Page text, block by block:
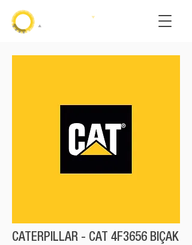
CATERPILLAR - CAT 4F3656 BIÇAK